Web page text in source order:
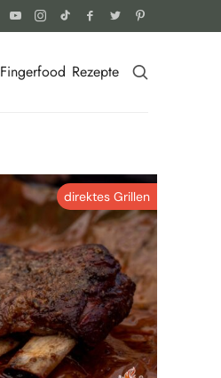
Fingerfood Rezepte
direktes Grillen